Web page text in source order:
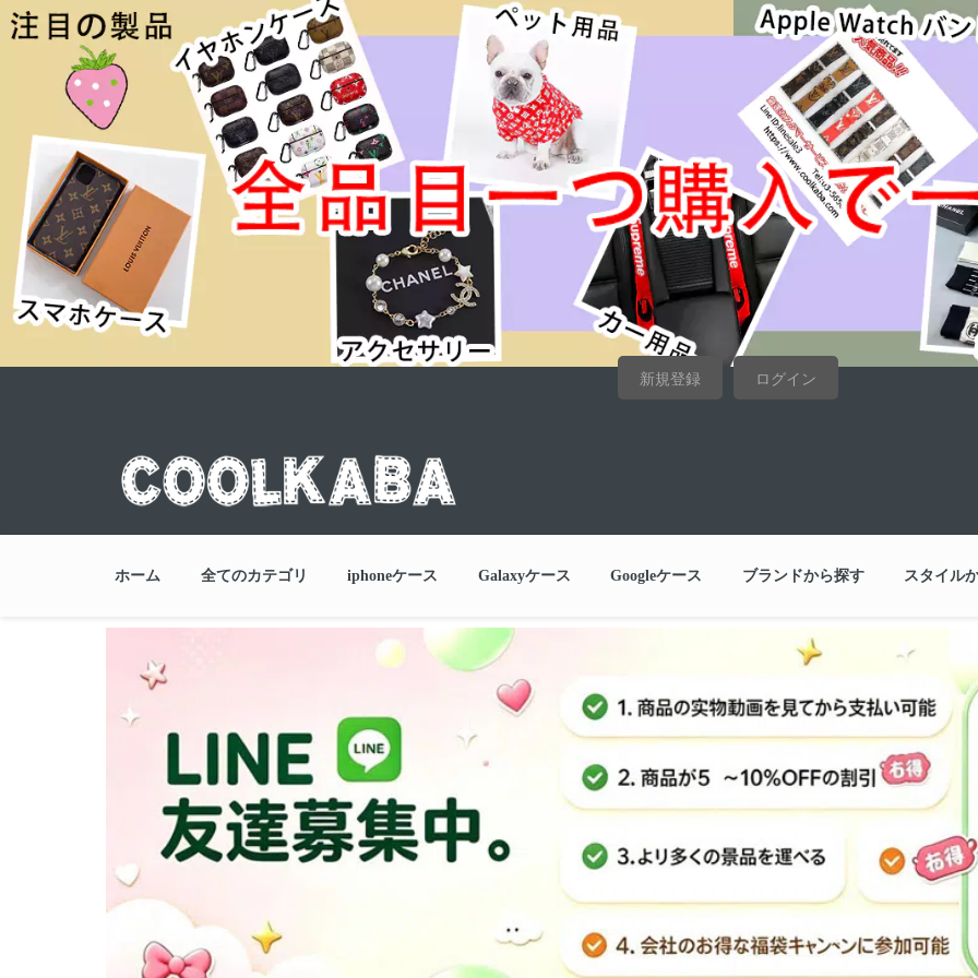
新規登録 ログイン
ホーム 全てのカテゴリ iphoneケース Galaxyケース Googleケース ブランドから探す スタイル